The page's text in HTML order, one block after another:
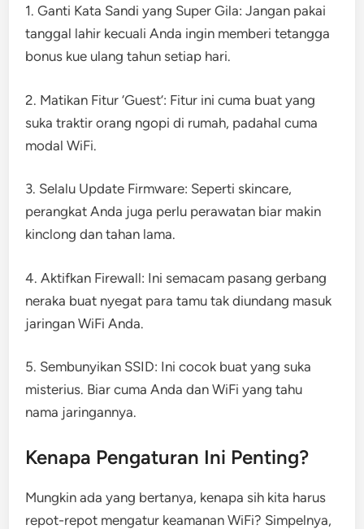
1. Ganti Kata Sandi yang Super Gila: Jangan pakai
tanggal lahir kecuali Anda ingin memberi tetangga
bonus kue ulang tahun setiap hari.
2. Matikan Fitur ‘Guest’: Fitur ini cuma buat yang
suka traktir orang ngopi di rumah, padahal cuma
modal WiFi.
3. Selalu Update Firmware: Seperti skincare,
perangkat Anda juga perlu perawatan biar makin
kinclong dan tahan lama.
4. Aktifkan Firewall: Ini semacam pasang gerbang
neraka buat nyegat para tamu tak diundang masuk
jaringan WiFi Anda.
5. Sembunyikan SSID: Ini cocok buat yang suka
misterius. Biar cuma Anda dan WiFi yang tahu
nama jaringannya.
Kenapa Pengaturan Ini Penting?
Mungkin ada yang bertanya, kenapa sih kita harus
repot-repot mengatur keamanan WiFi? Simpelnya,